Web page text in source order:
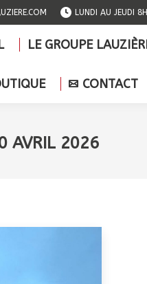
LUNDI AU JEUDI
LE GROUPE
CONTACT
AVRIL 2026
LE GROUPE